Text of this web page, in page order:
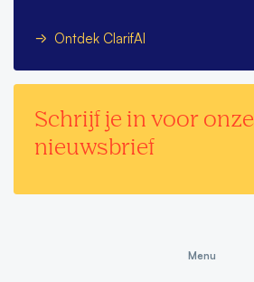
Ontdek ClarifAI
Schrijf je in voor onze
nieuwsbrief
Menu